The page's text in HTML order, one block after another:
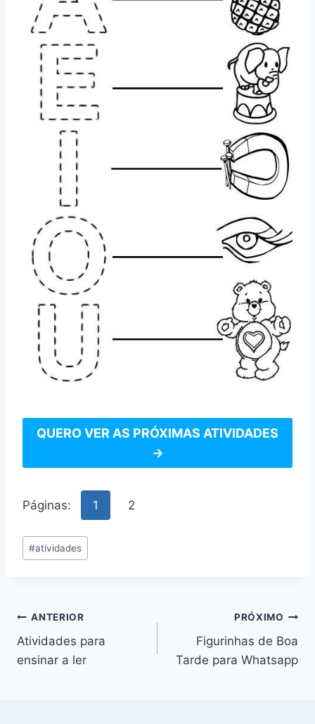
QUERO VER AS PRÓXIMAS ATIVIDADES
→
Páginas: 1 2
Tags
do
#atividades
Navegação
de
ANTERIOR
Atividades para
ensinar a ler
PRÓXIMO
Figurinhas de Boa
Tarde para Whatsapp